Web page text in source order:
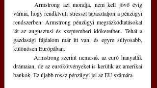
	Armstrong azt mondja, nem kell jövő évig
várnia, hogy rendkívüli stresszt tapasztaljon a pénzügyi
rendszerben. Armstrong pénzügyi megrázkódtatásokat
lát az augusztusi és szeptemberi időkeretben. Tehát a
gazdasági fájdalom már itt van, és egyre súlyosabb,
különösen Európában.
drámaian, de az eurókötvényeket is kerülik az amerikai
bankok. Ez újabb rossz pénzügyi jel az EU számára.